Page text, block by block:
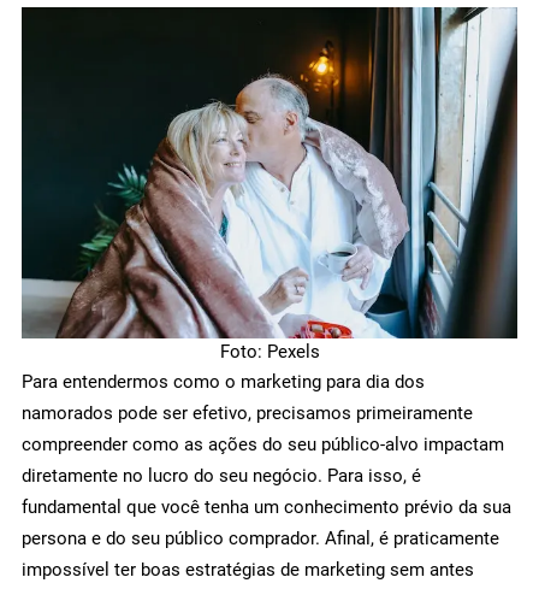
Foto: Pexels
Para entendermos como o marketing para dia dos
namorados pode ser efetivo, precisamos primeiramente
compreender como as ações do seu público-alvo impactam
diretamente no lucro do seu negócio. Para isso, é
fundamental que você tenha um conhecimento prévio da sua
persona e do seu público comprador. Afinal, é praticamente
impossível ter boas estratégias de marketing sem antes